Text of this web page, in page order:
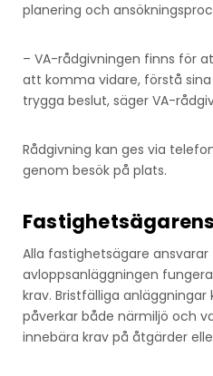
planering och
– VA-rådgivningen finns för
att komma vidare, förstå
trygga beslut, säger VA-
Rådgivning kan ges via
genom besök på plats.
Alla fastighetsägare
avloppsanläggningen
krav. Bristfälliga
påverkar både närmiljö och
innebära krav på åtgärder